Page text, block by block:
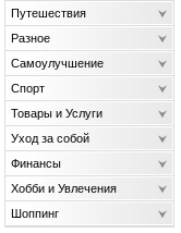
Путешествия
Разное
Самоулучшение
Спорт
Товары и Услуги
Уход за собой
Финансы
Хобби и Увлечения
Шоппинг